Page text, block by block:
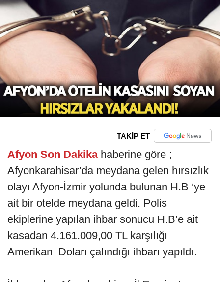
TAKİP ET
Afyon Son Dakikahaberine göre ;
Afyonkarahisar’da meydana gelen hırsızlık
olayı Afyon-İzmir yolunda bulunan H.B ‘ye
ait bir otelde meydana geldi. Polis
ekiplerine yapılan ihbar sonucu H.B’e ait
kasadan 4.161.009,00 TL karşılığı
Amerikan Doları çalındığı ihbarı yapıldı.